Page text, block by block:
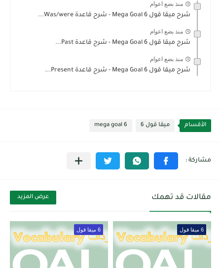
منذ بضع اعوام
شرح ميقا قول 6 Mega Goal - شرح قاعدة Was/were...
منذ بضع اعوام
شرح ميقا قول 6 Mega Goal - شرح قاعدة Past...
منذ بضع اعوام
شرح ميقا قول 6 Mega Goal - شرح قاعدة Present...
الأقسام ميقا قول 6 mega goal 6
مقالات قد تهمك عرض المزيد
6 ميقا قول 6 ميقا قول